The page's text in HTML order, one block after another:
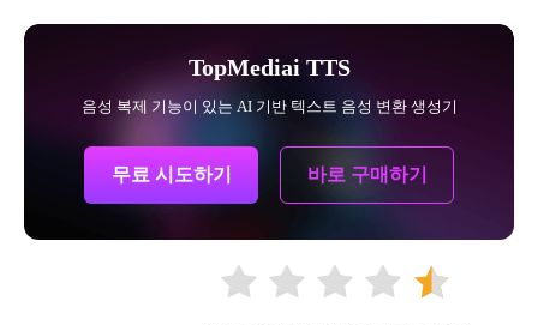
TopMediai TTS
음성 복제 기능이 있는 AI 기반 텍스트 음성 변환 생성기
무료 시도하기 바로 구매하기